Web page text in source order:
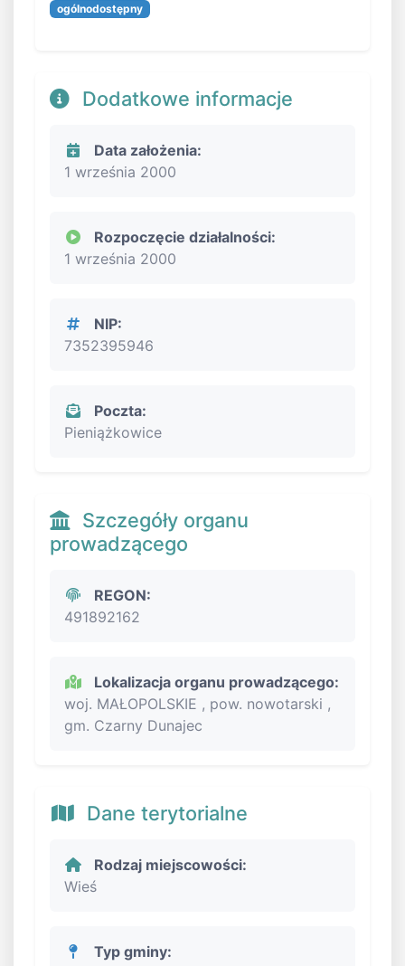
ogólnodostępny
Dodatkowe informacje
Data założenia:
1 września 2000
Rozpoczęcie działalności:
1 września 2000
NIP:
7352395946
Poczta:
Pieniążkowice
Szczegóły organu
prowadzącego
REGON:
491892162
Lokalizacja organu prowadzącego:
woj. MAŁOPOLSKIE , pow. nowotarski ,
gm. Czarny Dunajec
Dane terytorialne
Rodzaj miejscowości:
Wieś
Typ gminy: